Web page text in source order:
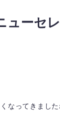
ューセ
なってきました